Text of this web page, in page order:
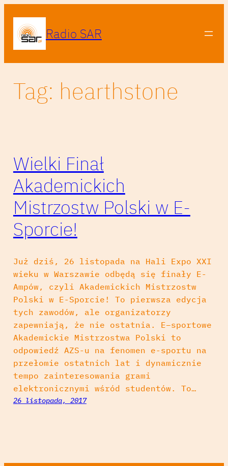
treści
Radio SAR
Tag: hearthstone
Wielki Finał
Akademickich
Mistrzostw Polski w E-
Sporcie!
Już dziś, 26 listopada na Hali Expo XXI
wieku w Warszawie odbędą się finały E-
Ampów, czyli Akademickich Mistrzostw
Polski w E-Sporcie! To pierwsza edycja
tych zawodów, ale organizatorzy
zapewniają, że nie ostatnia. E–sportowe
Akademickie Mistrzostwa Polski to
odpowiedź AZS-u na fenomen e-sportu na
przełomie ostatnich lat i dynamicznie
tempo zainteresowania grami
elektronicznymi wśród studentów. To…
26 listopada, 2017